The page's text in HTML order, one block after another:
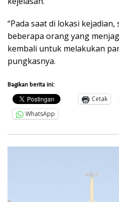
“Pada saat di lokasi
beberapa orang yang
kembali untuk melakukan
pungkasnya.
Bagikan berita ini:
Cetak
WhatsApp